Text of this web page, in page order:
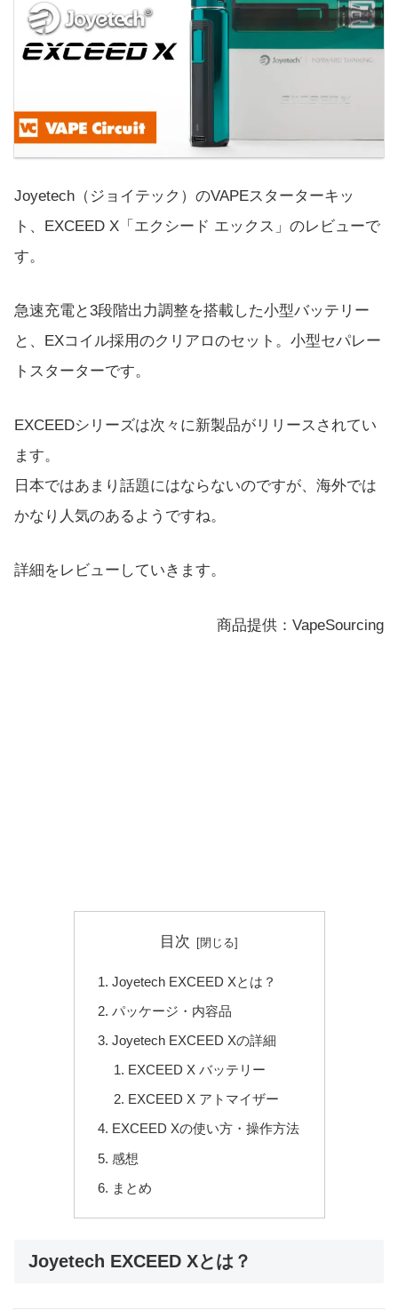
Joyetech（ジョイテック）のVAPEスターターキッ
ト、EXCEED X「エクシード エックス」のレビューで
す。
急速充電と3段階出力調整を搭載した小型バッテリー
と、EXコイル採用のクリアロのセット。小型セパレー
トスターターです。
EXCEEDシリーズは次々に新製品がリリースされてい
ます。
日本ではあまり話題にはならないのですが、海外では
かなり人気のあるようですね。
詳細をレビューしていきます。
商品提供：VapeSourcing
目次
Joyetech EXCEED Xとは？
パッケージ・内容品
Joyetech EXCEED Xの詳細
EXCEED X バッテリー
EXCEED X アトマイザー
EXCEED Xの使い方・操作方法
感想
まとめ
Joyetech EXCEED Xとは？